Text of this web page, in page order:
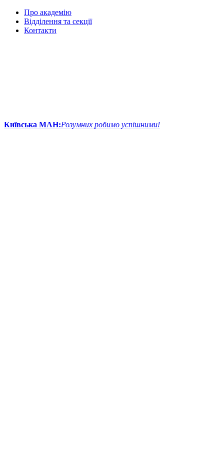
Про академію
Відділення та секції
Контакти
Київська МАН:Розумних робимо успішними!